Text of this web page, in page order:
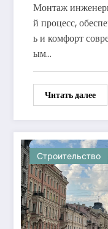
Монтаж
й процесс,
ь и комфорт
ым…
Читать далее
Строительство